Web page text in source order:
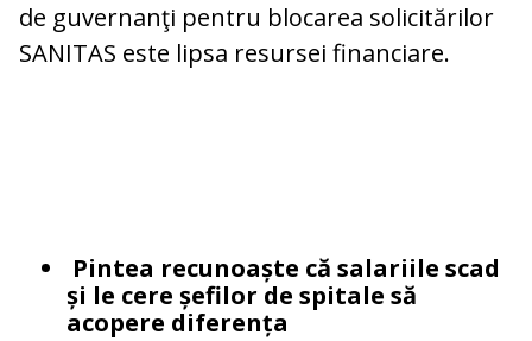
de guvernanţi pentru blocarea solicitărilor
SANITAS este lipsa resursei financiare.
Pintea recunoaște că salariile scad
și le cere șefilor de spitale să
acopere diferența